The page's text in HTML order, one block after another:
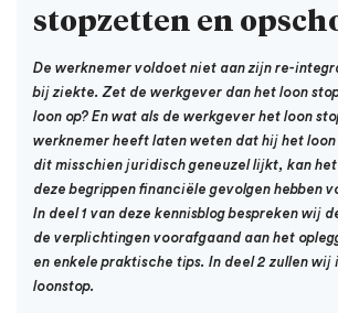
stopzetten en
De werknemer voldoet niet aan zijn re-
bij ziekte. Zet de werkgever dan het loon
loon op? En wat als de werkgever het loon
werknemer heeft laten weten dat hij het
dit misschien juridisch geneuzel lijkt, kan
deze begrippen financiële gevolgen hebben
In deel 1 van deze kennisblog bespreken wij
de verplichtingen voorafgaand aan het
en enkele praktische tips. In deel 2 zullen wij
loonstop.